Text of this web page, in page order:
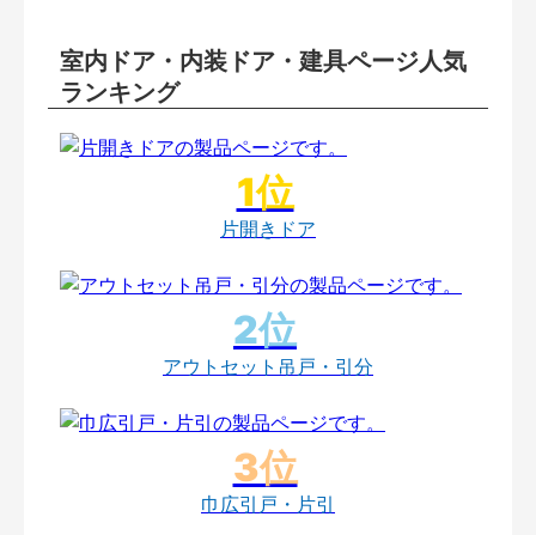
室内ドア・内装ドア・建具ページ人気
ランキング
片開きドア
アウトセット吊戸・引分
巾広引戸・片引